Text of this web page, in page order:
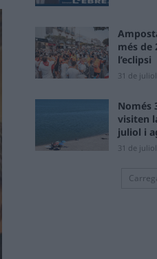
més de
l’eclipsi
31 de
Només
visiten
juliol i
31 de